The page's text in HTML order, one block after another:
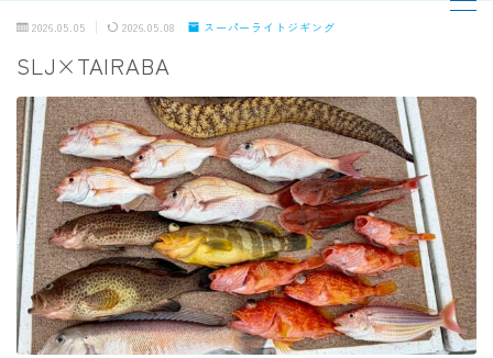
MENU
TOPページ
出船までの流れ
最新釣果
船の紹介
2026.05.05 2026.05.08 スーパーライトジギング
SLJ×TAIRABA